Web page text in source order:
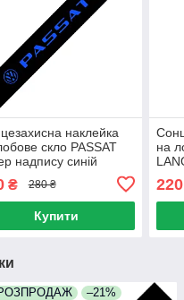
наклейка
скло PASSAT
надпису синій
₴ 280 ₴
Купити
на
220
–21%